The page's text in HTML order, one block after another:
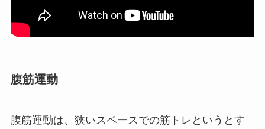
腹筋運動
腹筋運動は、狭いスペースでの筋トレというとす